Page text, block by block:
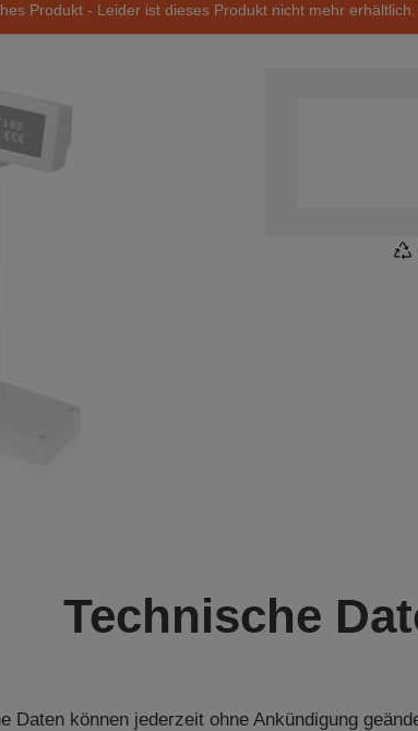
Produkt - Leider ist dieses Produkt nicht mehr
Technische
Daten können jederzeit ohne Ankündigung